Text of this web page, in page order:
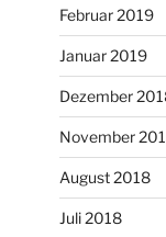
Februar 2019
Januar 2019
Dezember
November
August 2018
Juli 2018